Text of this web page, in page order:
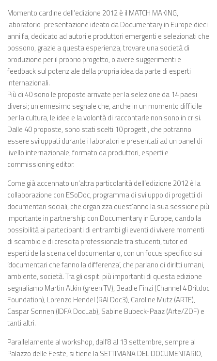
Momento cardine dell’edizione 2012 è il MATCH MAKING,
laboratorio-presentazione ideato da Documentary in Europe dieci
anni fa, dedicato ad autori e produttori emergenti e selezionati che
possono, grazie a questa esperienza, trovare una società di
produzione per il proprio progetto, o avere suggerimenti e
feedback sul potenziale della propria idea da parte di esperti
internazionali.
Più di 40 sono le proposte arrivate per la selezione da 14 paesi
diversi; un ennesimo segnale che, anche in un momento difficile
per la cultura, le idee e la volontà di raccontarle non sono in crisi.
Dalle 40 proposte, sono stati scelti 10 progetti, che potranno
essere sviluppati durante i laboratori e presentati ad un panel di
livello internazionale, formato da produttori, esperti e
commissioning editor.
Come già accennato un’altra particolarità dell’edizione 2012 è la
collaborazione con ESoDoc, programma di sviluppo di progetti di
documentari sociali, che organizza quest’anno la sua sessione più
importante in partnership con Documentary in Europe, dando la
possibilità ai partecipanti di entrambi gli eventi di vivere momenti
di scambio e di crescita professionale tra studenti, tutor ed
esperti della scena del documentario, con un focus specifico sui
‘documentari che fanno la differenza’, che parlano di diritti umani,
ambiente, società. Tra gli ospiti più importanti di questa edizione
segnaliamo Martin Atkin (green TV), Beadie Finzi (Channel 4 Britdoc
Foundation), Lorenzo Hendel (RAI Doc3), Caroline Mutz (ARTE),
Caspar Sonnen (IDFA DocLab), Sabine Bubeck-Paaz (Arte/ZDF) e
tanti altri.
Parallelamente al workshop, dall’8 al 13 settembre, sempre al
Palazzo delle Feste, si tiene la SETTIMANA DEL DOCUMENTARIO,